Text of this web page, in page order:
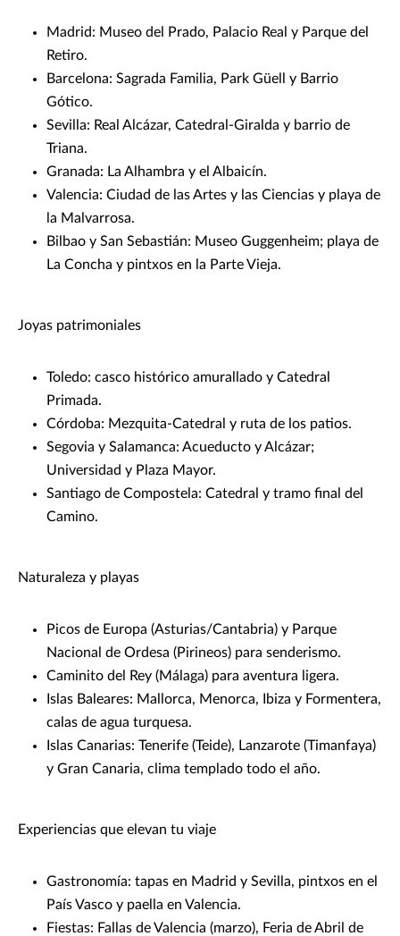
Madrid: Museo del Prado, Palacio Real y Parque del
Retiro.
Barcelona: Sagrada Familia, Park Güell y Barrio
Gótico.
Sevilla: Real Alcázar, Catedral-Giralda y barrio de
Triana.
Granada: La Alhambra y el Albaicín.
Valencia: Ciudad de las Artes y las Ciencias y playa de
la Malvarrosa.
Bilbao y San Sebastián: Museo Guggenheim; playa de
La Concha y pintxos en la Parte Vieja.
Joyas patrimoniales
Toledo: casco histórico amurallado y Catedral
Primada.
Córdoba: Mezquita-Catedral y ruta de los patios.
Segovia y Salamanca: Acueducto y Alcázar;
Universidad y Plaza Mayor.
Santiago de Compostela: Catedral y tramo final del
Camino.
Naturaleza y playas
Picos de Europa (Asturias/Cantabria) y Parque
Nacional de Ordesa (Pirineos) para senderismo.
Caminito del Rey (Málaga) para aventura ligera.
Islas Baleares: Mallorca, Menorca, Ibiza y Formentera,
calas de agua turquesa.
Islas Canarias: Tenerife (Teide), Lanzarote (Timanfaya)
y Gran Canaria, clima templado todo el año.
Experiencias que elevan tu viaje
Gastronomía: tapas en Madrid y Sevilla, pintxos en el
País Vasco y paella en Valencia.
Fiestas: Fallas de Valencia (marzo), Feria de Abril de